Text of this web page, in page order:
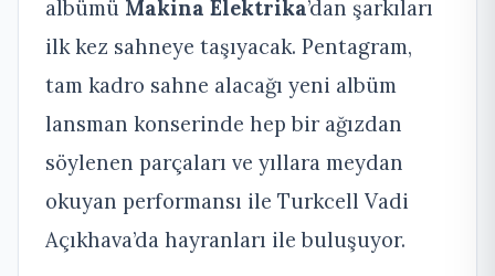
albümü Makina Elektrika’dan şarkıları
ilk kez sahneye taşıyacak. Pentagram,
tam kadro sahne alacağı yeni albüm
lansman konserinde hep bir ağızdan
söylenen parçaları ve yıllara meydan
okuyan performansı ile Turkcell Vadi
Açıkhava’da hayranları ile buluşuyor.